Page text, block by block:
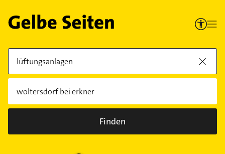
Finden